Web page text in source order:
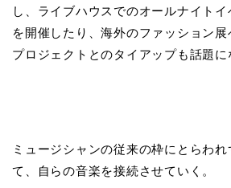
し、ライブハウスでのオールナイト
を開催したり、海外のファッション
プロジェクトとのタイアップも話題に
ミュージシャンの従来の枠にとらわれ
て、自らの音楽を接続させていく。